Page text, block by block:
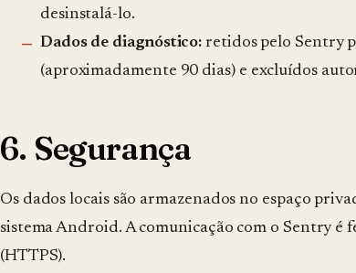
desinstalá-lo.
Dados de diagnóstico: retidos pelo Sentry
(aproximadamente 90 dias) e excluídos
6. Segurança
Os dados locais são armazenados no espaço
sistema Android. A comunicação com o Sentry é
(HTTPS).